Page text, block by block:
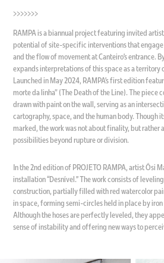
>>>>>>>
RAMPA is a biannual project featuring invited
potential of site-specific interventions that
and the flow of movement at Canteiro’s entrance.
expands interpretations of this space as a territory
Launched in May 2024, RAMPA’s first edition
morte da linha" (The Death of the Line). The piece
drawn with paint on the wall, serving as an
cartography, space, and the human body. Though
marked, the work was not about finality, but rather
possibilities beyond rupture or division.
In the 2nd edition of PROJETO RAMPA, artist Ósi
installation “Desnível.” The work consists of
construction, partially filled with red watercolor
in space, forming semi-circles held in place by
Although the hoses are perfectly leveled, they
sense of instability and offering new ways to